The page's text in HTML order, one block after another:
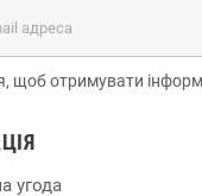
щоб отримувати
угода